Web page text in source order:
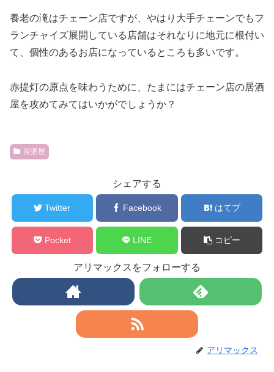
養老の滝はチェーン店ですが、やはり大手チェーンでもフ
ランチャイズ展開している店舗はそれなりに地元に根付い
て、個性のあるお店になっているところも多いです。
赤提灯の原点を味わうために、たまにはチェーン店の居酒
屋を攻めてみてはいかがでしょうか？
居酒屋
シェアする
Twitter Facebook はてブ
Pocket LINE コピー
アリマックスをフォローする
アリマックス